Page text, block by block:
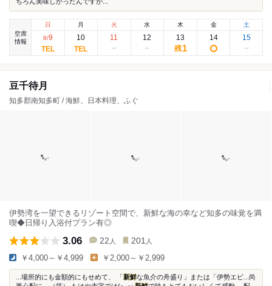
空席
情報
日
8/9
月
10
火
11
水
12
木
13
残1
金
14
土
15
豆千待月
知多郡南知多町 / 海鮮、日本料理、ふぐ
伊勢湾を一望できるリゾート空間で、新鮮な海の幸など知多の味覚を満
喫◆日帰り入浴付プラン有◎
3.06 22 人 201 人
￥4,000～￥4,999 ￥2,000～￥2,999
...場所的にも金額的にもせめて、 「 新鮮な魚介の舟盛り」または「伊勢エビ...尚